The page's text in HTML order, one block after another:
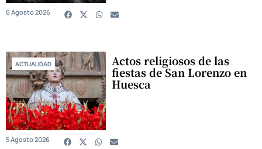
6 Agosto 2026
ACTUALIDAD Actos religiosos de las
fiestas de San Lorenzo en
Huesca
5 Agosto 2026